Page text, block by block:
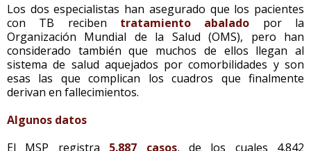
Los dos especialistas han asegurado que los pacientes
con TB reciben tratamiento abalado por la
Organización Mundial de la Salud (OMS), pero han
considerado también que muchos de ellos llegan al
sistema de salud aquejados por comorbilidades y son
esas las que complican los cuadros que finalmente
derivan en fallecimientos.
Algunos datos
El MSP registra 5.887 casos, de los cuales 4.842